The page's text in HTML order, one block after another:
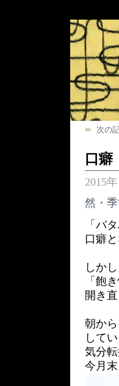
次の
口癖
2015
然・
「バ
口癖
しか
「飽
開き
朝か
して
気分
今月